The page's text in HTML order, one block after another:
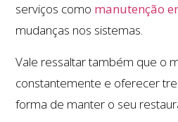
serviços como manutenção
mudanças nos sistemas.
Vale ressaltar também que o
constantemente e oferecer
forma de manter o seu